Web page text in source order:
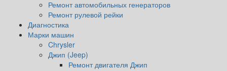
Ремонт автомобильных генераторов
Ремонт рулевой рейки
Диагностика
Марки машин
Chrysler
Джип (Jeep)
Ремонт двигателя Джип